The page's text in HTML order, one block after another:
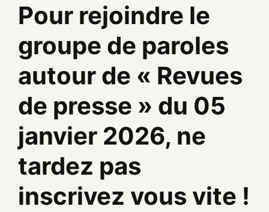
Pour rejoindre le
groupe de paroles
autour de « Revues
de presse » du 05
janvier 2026, ne
tardez pas
inscrivez vous vite !